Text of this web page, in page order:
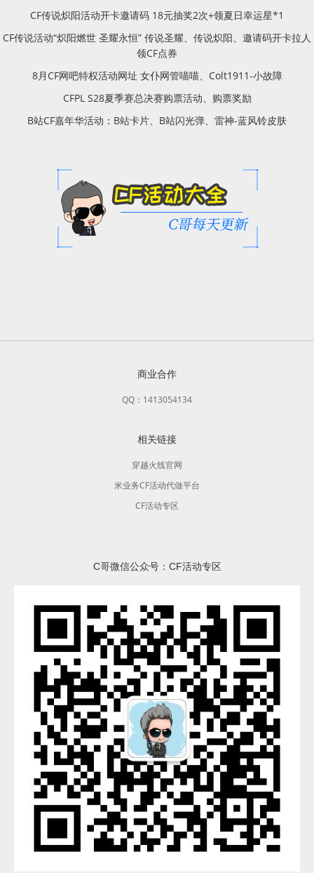
CF传说炽阳活动开卡邀请码 18元抽奖2次+领夏日幸运星*1
CF传说活动“炽阳燃世 圣耀永恒” 传说圣耀、传说炽阳、邀请码开卡拉人
领CF点券
8月CF网吧特权活动网址 女仆网管喵喵、Colt1911-小故障
CFPL S28夏季赛总决赛购票活动、购票奖励
B站CF嘉年华活动：B站卡片、B站闪光弹、雷神-蓝风铃皮肤
商业合作
QQ：1413054134
相关链接
穿越火线官网
米业务CF活动代做平台
CF活动专区
C哥微信公众号：CF活动专区